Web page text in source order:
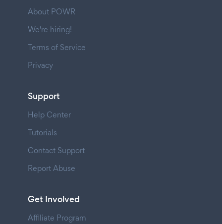
About POWR
We're hiring!
Terms of Service
Privacy
Support
Help Center
Tutorials
Contact Support
Report Abuse
Get Involved
Affiliate Program